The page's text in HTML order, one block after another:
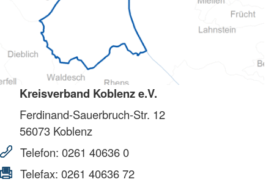
Kreisverband Koblenz e.V.
Ferdinand-Sauerbruch-Str. 12
56073 Koblenz
Telefon: 0261 40636 0
Telefax: 0261 40636 72